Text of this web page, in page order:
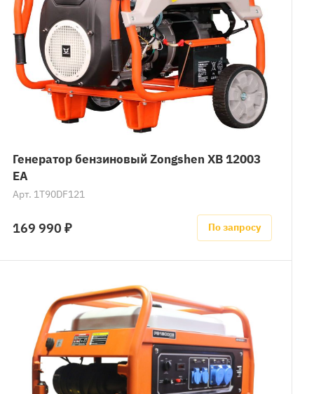
Генератор бензиновый Zongshen XB 12003
EA
Арт. 1T90DF121
169 990 ₽ По запросу